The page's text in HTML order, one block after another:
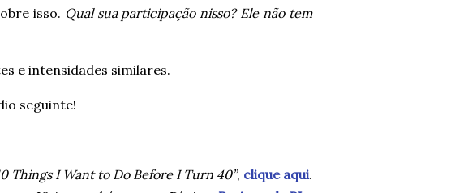
isso. Qual sua participação nisso? Ele não tem
e intensidades similares.
seguinte!
Things I Want to Do Before I Turn 40”, clique aqui.